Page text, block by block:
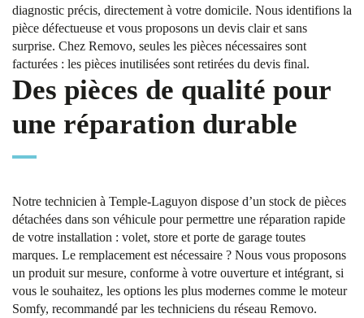
diagnostic précis, directement à votre domicile. Nous identifions la
pièce défectueuse et vous proposons un devis clair et sans
surprise. Chez Removo, seules les pièces nécessaires sont
facturées : les pièces inutilisées sont retirées du devis final.
Des pièces de qualité pour
une réparation durable
Notre technicien à Temple-Laguyon dispose d’un stock de pièces
détachées dans son véhicule pour permettre une réparation rapide
de votre installation : volet, store et porte de garage toutes
marques. Le remplacement est nécessaire ? Nous vous proposons
un produit sur mesure, conforme à votre ouverture et intégrant, si
vous le souhaitez, les options les plus modernes comme le moteur
Somfy, recommandé par les techniciens du réseau Removo.